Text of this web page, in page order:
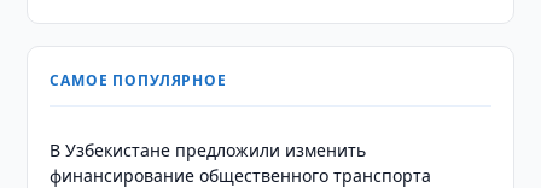
САМОЕ ПОПУЛЯРНОЕ
В Узбекистане предложили изменить
финансирование общественного транспорта